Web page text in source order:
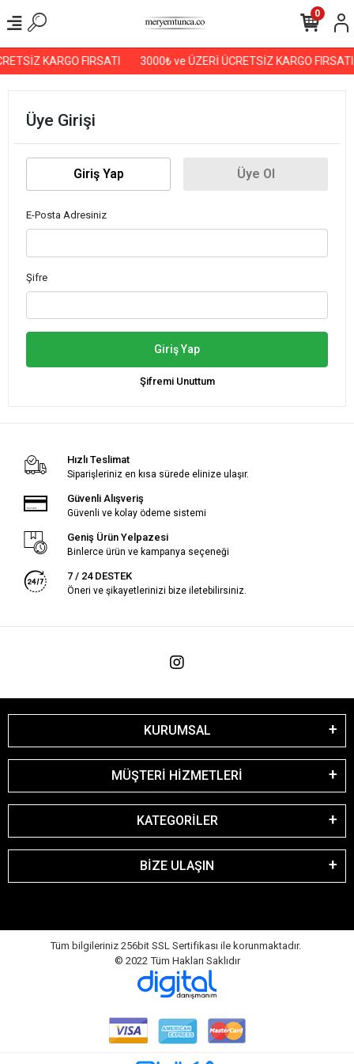
KARGO FIRSATI 3000₺ ve ÜZERİ ÜCRETSİZ KARGO FIRSATI
0
Üye Girişi
Giriş Yap Üye Ol
E-Posta Adresiniz
Şifre
Giriş Yap
Şifremi Unuttum
Hızlı Teslimat
Siparişleriniz en kısa sürede elinize ulaşır.
Güvenli Alışveriş
Güvenli ve kolay ödeme sistemi
Geniş Ürün Yelpazesi
Binlerce ürün ve kampanya seçeneği
7 / 24 DESTEK
Öneri ve şikayetlerinizi bize iletebilirsiniz.
KURUMSAL
MÜŞTERİ HİZMETLERİ
KATEGORİLER
BİZE ULAŞIN
Tüm bilgileriniz 256bit SSL Sertifikası ile korunmaktadır.
© 2022 Tüm Hakları Saklıdır